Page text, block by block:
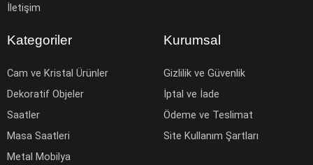
İletişim
Kategoriler
Cam ve Kristal Ürünler
Dekoratif Objeler
Saatler
Masa Saatleri
Metal Mobilya
Kurumsal
Gizlilik ve Güvenlik
İptal ve İade
Ödeme ve Teslimat
Site Kullanım Şartları